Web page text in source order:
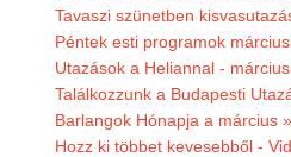
Tavaszi szünetben
Péntek esti programok
Utazások a Heliannal -
Találkozzunk a Budapesti
Barlangok Hónapja a március »
Hozz ki többet kevesebből -